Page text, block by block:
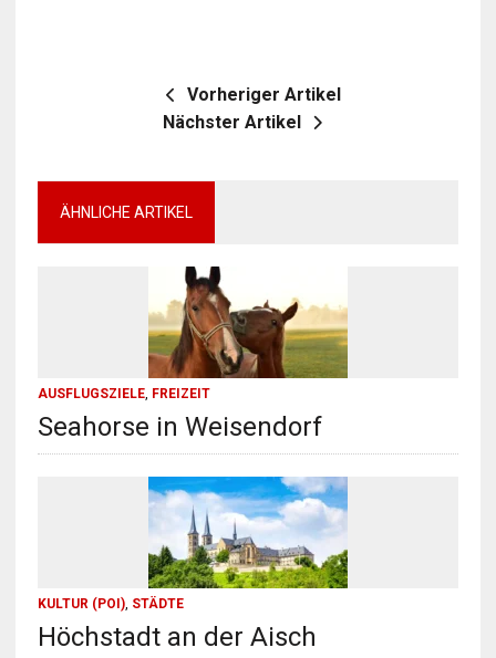
Vorheriger Artikel
Nächster Artikel
ÄHNLICHE ARTIKEL
AUSFLUGSZIELE, FREIZEIT
Seahorse in Weisendorf
KULTUR (POI), STÄDTE
Höchstadt an der Aisch